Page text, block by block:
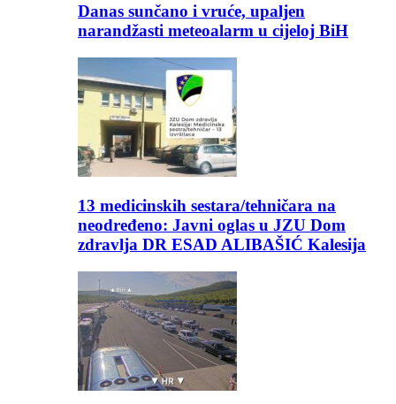
Danas sunčano i vruće, upaljen
narandžasti meteoalarm u cijeloj BiH
13 medicinskih sestara/tehničara na
neodređeno: Javni oglas u JZU Dom
zdravlja DR ESAD ALIBAŠIĆ Kalesija